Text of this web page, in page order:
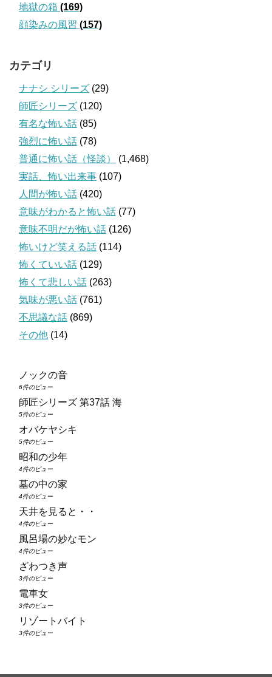
地獄の箱 (169)
顔染みの風習 (157)
カテゴリ
ナナシ シリーズ (29)
師匠シリーズ (120)
有名な怖い話 (85)
強烈に怖い話 (78)
普通に怖い話（怪談）
(1,468)
実話、怖い出来事 (107)
人間が怖い話 (420)
意味がわかると怖い話 (77)
意味不明だが怖い話 (126)
怖いけど笑える話 (114)
怖くていい話 (129)
怖くて悲しい話 (263)
気味が悪い話 (761)
不思議な話 (869)
その他 (14)
ノックの音
6件のビュー
師匠シリーズ 第37話 海
5件のビュー
オバケヤシキ
5件のビュー
昭和の少年
4件のビュー
墓の中の家
4件のビュー
天井を見ると・・
4件のビュー
風呂場の妙なモン
4件のビュー
ざわつき声
3件のビュー
電車女
3件のビュー
リゾートバイト
3件のビュー